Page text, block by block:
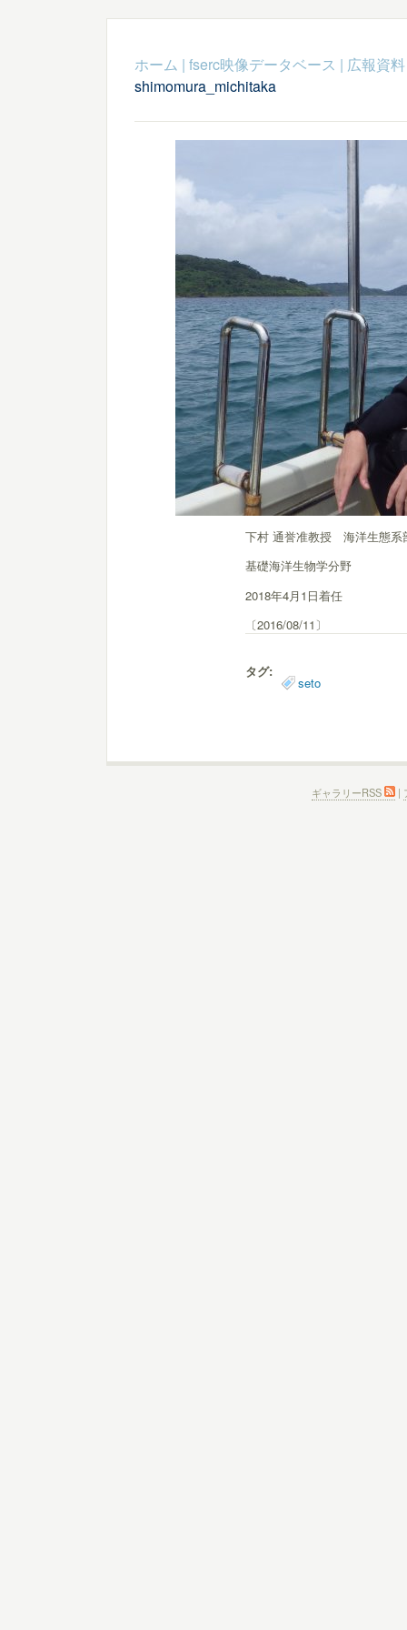
ホーム | fserc映像データベース | 広報資料
shimomura_michitaka
下村 通誉准教授 海洋生態系
基礎海洋生物学分野
2018年4月1日着任
〔2016/08/11〕
タグ:
seto
ギャラリーRSS |